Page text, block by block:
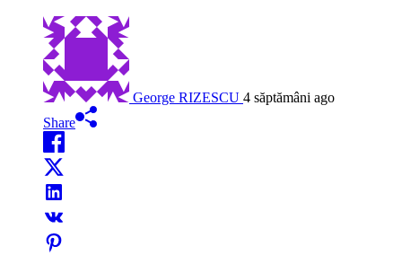
George RIZESCU 4 săptămâni ago
Share